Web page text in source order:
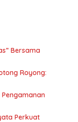
Bersama
Royong:
Perkuat